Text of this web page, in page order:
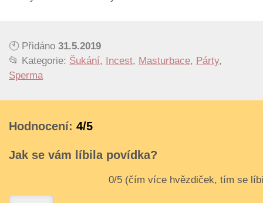
🕙 Přidáno 31.5.2019
📂 Kategorie: Šukání, Incest, Masturbace, Párty,
Sperma
Hodnocení: 4/5
Jak se vám líbila povídka?